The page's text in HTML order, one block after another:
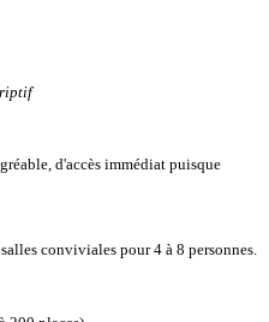
d'accès immédiat puisque
conviviales pour 4 à 8 personnes.